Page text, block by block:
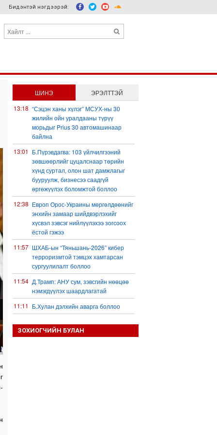
Бидэнтэй нэгдээрэй:
ШИНЭ
ЭРЭЛТТЭЙ
13:18 “Сэцэн ханы хүлэг” МСУХ-ны 30
жилийн ойн уралдааны түрүү
морьдыг Prius 30 автомашинаар
байлна
13:01 Б.Пүрэвдагва: 103 үйлчилгээний
зөвшөөрлийг цуцалснаар төрийн
хүнд суртал, олон шат дамжлагыг
бууруулж, бизнесээ саадгүй
өргөжүүлэх боломжтой боллоо
12:38 Европ Орос-Украины мөргөлдөөнийг
энхийн замаар шийдвэрлэхийг
хүсвэл зэвсэг нийлүүлэхээ зогсоох
ёстой гэжээ
11:57 ШХАБ-ын “Тяньшань-2026” кибер
терроризмтой тэмцэх хамтарсан
сургуулилалт боллоо
11:54 Д.Трамп: АНУ сум, зэвсгийн нөөцөө
нэмэгдүүлэх шаардлагатай
11:11 Б.Хулан дэлхийн аварга боллоо
хурлын уялдаа нь Риогийн гурван
ЗОХИОГЧИЙН БУЛАН